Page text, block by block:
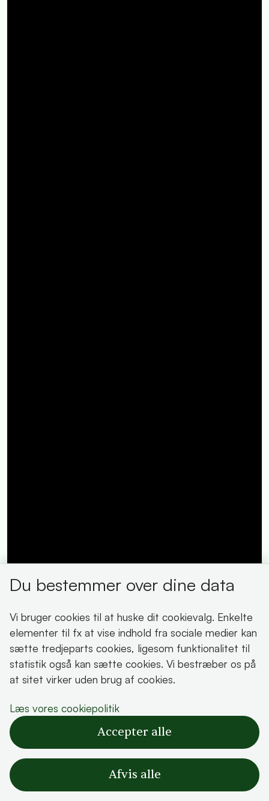
Du bestemmer over dine data
Vi bruger cookies til at huske dit cookievalg. Enkelte
elementer til fx at vise indhold fra sociale medier kan
sætte tredjeparts cookies, ligesom funktionalitet til
statistik også kan sætte cookies. Vi bestræber os på
at sitet virker uden brug af cookies.
Læs vores cookiepolitik
Accepter alle
Afvis alle